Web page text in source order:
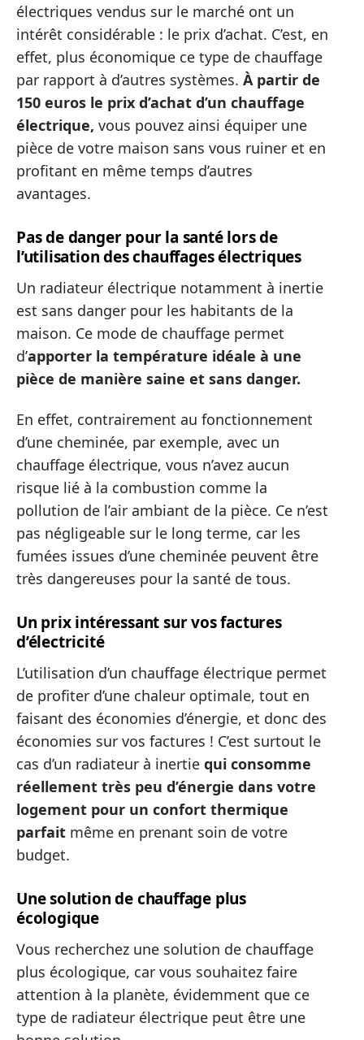
électriques vendus sur le marché ont un
intérêt considérable : le prix d’achat. C’est, en
effet, plus économique ce type de chauffage
par rapport à d’autres systèmes. À partir de
150 euros le prix d’achat d’un chauffage
électrique, vous pouvez ainsi équiper une
pièce de votre maison sans vous ruiner et en
profitant en même temps d’autres
avantages.
Pas de danger pour la santé lors de
l’utilisation des chauffages électriques
Un radiateur électrique notamment à inertie
est sans danger pour les habitants de la
maison. Ce mode de chauffage permet
d’apporter la température idéale à une
pièce de manière saine et sans danger.
En effet, contrairement au fonctionnement
d’une cheminée, par exemple, avec un
chauffage électrique, vous n’avez aucun
risque lié à la combustion comme la
pollution de l’air ambiant de la pièce. Ce n’est
pas négligeable sur le long terme, car les
fumées issues d’une cheminée peuvent être
très dangereuses pour la santé de tous.
Un prix intéressant sur vos factures
d’électricité
L’utilisation d’un chauffage électrique permet
de profiter d’une chaleur optimale, tout en
faisant des économies d’énergie, et donc des
économies sur vos factures ! C’est surtout le
cas d’un radiateur à inertie qui consomme
réellement très peu d’énergie dans votre
logement pour un confort thermique
parfait même en prenant soin de votre
budget.
Une solution de chauffage plus
écologique
Vous recherchez une solution de chauffage
plus écologique, car vous souhaitez faire
attention à la planète, évidemment que ce
type de radiateur électrique peut être une